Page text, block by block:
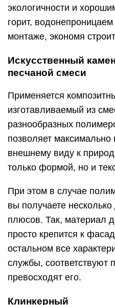
экологичности и
горит,
монтаже, экономя
Искусственный
песчаной смеси
Применяется
изготавливаемый из
разнообразных
позволяет максимально
внешнему виду к
только формой, но и
При этом в случае
вы получаете
плюсов. Так, материал
просто крепится к
остальном все
службы, соответствуют
превосходят его.
Клинкерный